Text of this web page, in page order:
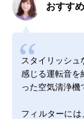
おすす
スタイリッシ
感じる運転音を
った空気清浄機
フィルターに